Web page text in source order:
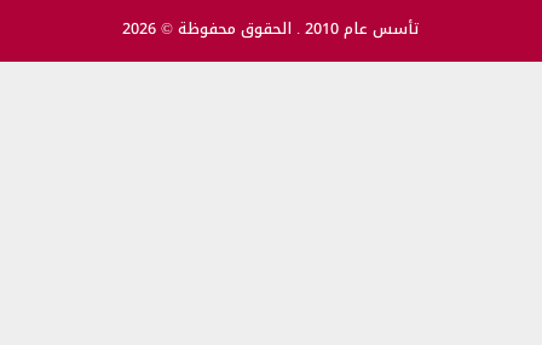
تأسس عام 2010 . الحقوق محفوظة © 2026